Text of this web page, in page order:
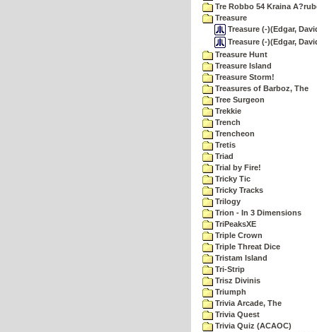
Tre Robbo 54 Kraina
Treasure
Treasure (-)(Edgar,
Treasure (-)(Edgar,
Treasure Hunt
Treasure Island
Treasure Storm!
Treasures of Barboz, The
Tree Surgeon
Trekkie
Trench
Trencheon
Tretis
Triad
Trial by Fire!
Tricky Tic
Tricky Tracks
Trilogy
Trion - In 3 Dimensions
TriPeaksXE
Triple Crown
Triple Threat Dice
Tristam Island
Tri-Strip
Trisz Divinis
Triumph
Trivia Arcade, The
Trivia Quest
Trivia Quiz (ACAOC)